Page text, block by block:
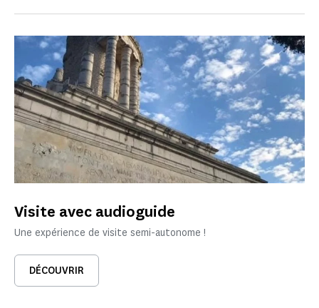
Visite avec audioguide
Une expérience de visite semi-autonome !
DÉCOUVRIR